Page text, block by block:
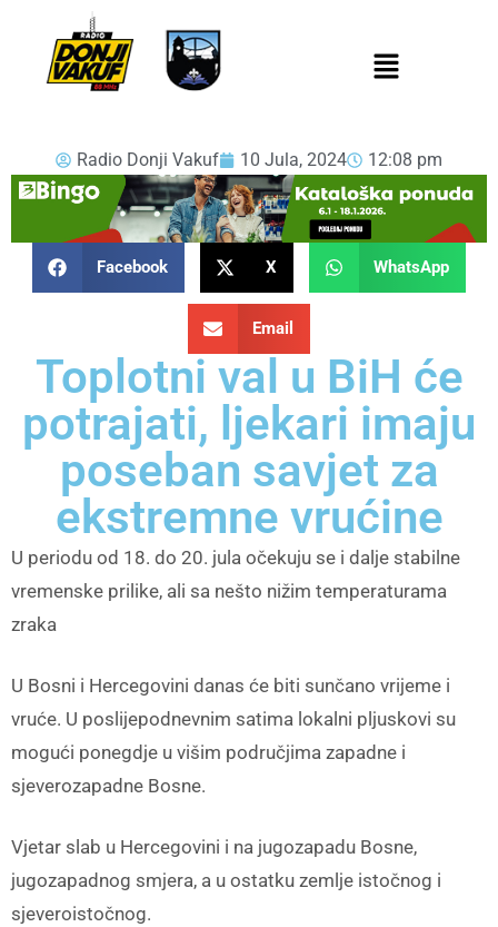
Radio Donji Vakuf 10 Jula, 2024 12:08 pm
Facebook X WhatsApp
Email
Toplotni val u BiH će
potrajati, ljekari imaju
poseban savjet za
ekstremne vrućine
U periodu od 18. do 20. jula očekuju se i dalje stabilne
vremenske prilike, ali sa nešto nižim temperaturama
zraka
U Bosni i Hercegovini danas će biti sunčano vrijeme i
vruće. U poslijepodnevnim satima lokalni pljuskovi su
mogući ponegdje u višim područjima zapadne i
sjeverozapadne Bosne.
Vjetar slab u Hercegovini i na jugozapadu Bosne,
jugozapadnog smjera, a u ostatku zemlje istočnog i
sjeveroistočnog.